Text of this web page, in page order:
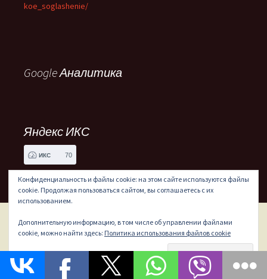
koe_soglashenie/
Google Аналитика
Яндекс ИКС
ИКС 70
Сайт работает на WordPress
Конфиденциальность и файлы cookie: на этом сайте используются файлы
cookie. Продолжая пользоваться сайтом, вы соглашаетесь с их
использованием.
Дополнительную информацию, в том числе об управлении файлами
cookie, можно найти здесь: Политика использования файлов cookie